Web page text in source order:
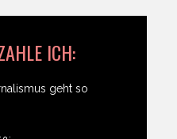
ICH:
geht so